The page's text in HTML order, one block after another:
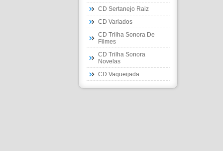
CD Sertanejo Raiz
CD Variados
CD Trilha Sonora De
Filmes
CD Trilha Sonora
Novelas
CD Vaqueijada